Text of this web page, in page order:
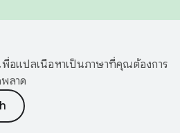
พื่อแปลเนื้อหาเป็นภาษาที่คุณต้องการ
ลาด